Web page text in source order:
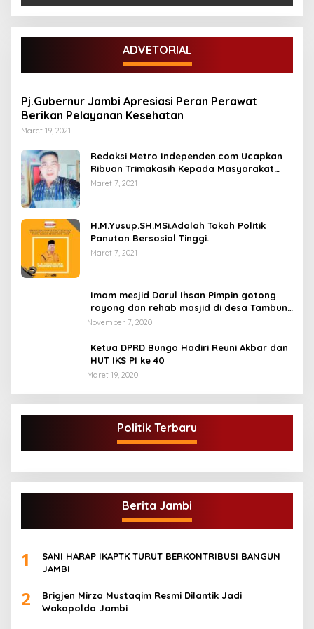
ADVETORIAL
Pj.Gubernur Jambi Apresiasi Peran Perawat
Berikan Pelayanan Kesehatan
Maret 19, 2021
Redaksi Metro Independen.com Ucapkan
Ribuan Trimakasih Kepada Masyarakat
Pengunjung Dan Pembaca.
Maret 7, 2021
H.M.Yusup.SH.MSi.Adalah Tokoh Politik
Panutan Bersosial Tinggi.
Maret 7, 2021
Imam mesjid Darul Ihsan Pimpin gotong
royong dan rehab masjid di desa Tambun
Arang Kecamatan Sumay, kabupaten tebo
November 7, 2020
Ketua DPRD Bungo Hadiri Reuni Akbar dan
HUT IKS PI ke 40
Maret 19, 2020
Politik Terbaru
Berita Jambi
1
SANI HARAP IKAPTK TURUT BERKONTRIBUSI BANGUN
JAMBI
2
Brigjen Mirza Mustaqim Resmi Dilantik Jadi
Wakapolda Jambi